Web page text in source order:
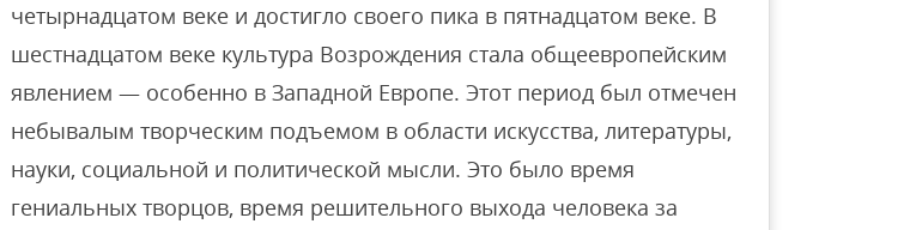
четырнадцатом веке и достигло своего пика в пятнадцатом веке. В
шестнадцатом веке культура Возрождения стала общеевропейским
явлением — особенно в Западной Европе. Этот период был отмечен
небывалым творческим подъемом в области искусства, литературы,
науки, социальной и политической мысли. Это было время
гениальных творцов, время решительного выхода человека за